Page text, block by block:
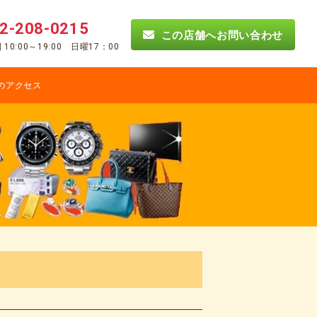
208-0215
10:00～19:00 日曜17：00
この店舗へお問い合わせ
アクセス